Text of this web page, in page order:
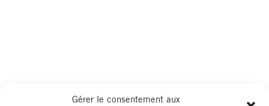
Gérer le consentement aux